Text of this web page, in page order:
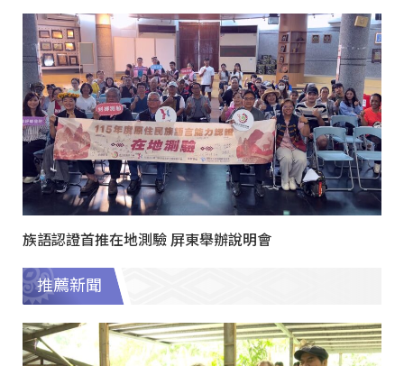
族語認證首推在地測驗 屏東舉辦說明會
推薦新聞